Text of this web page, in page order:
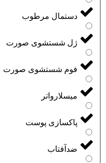
دستمال مرطوب
ژل شستشوی صورت
فوم شستشوی صورت
میسلارواتر
پاکسازی پوست
ضدآفتاب